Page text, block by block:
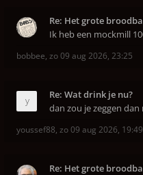
Re: Het grote
Ik heb een mockmill
bobbee, zo 09 aug 2026, 23:25
Re: Wat drink je nu?
dan zou je zeggen
youssef88, zo 09 aug 2026, 19:49
Re: Het grote